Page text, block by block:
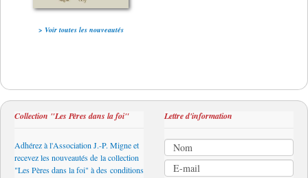
> Voir toutes les nouveautés
Collection "Les Pères dans la foi"
Adhérez à l'Association J.-P. Migne et
recevez les nouveautés de la collection
"Les Pères dans la foi" à des conditions
Lettre d'information